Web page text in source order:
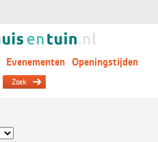
Evenementen Openingstijden